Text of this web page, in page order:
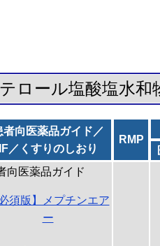
ロール塩酸塩水和
者向医薬品ガイド／
IF／くすりのしおり
RMP
向医薬品ガイド
必須版】メプチンエア
ー